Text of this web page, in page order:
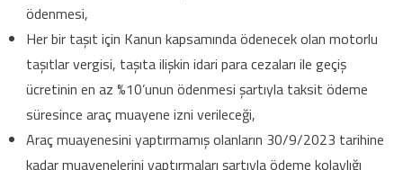
ödenmesi,
Her bir taşıt için Kanun kapsamında ödenecek olan motorlu
taşıtlar vergisi, taşıta ilişkin idari para cezaları ile geçiş
ücretinin en az %10’unun ödenmesi şartıyla taksit ödeme
süresince araç muayene izni verileceği,
Araç muayenesini yaptırmamış olanların 30/9/2023 tarihine
kadar muayenelerini yaptırmaları şartıyla ödeme kolaylığı